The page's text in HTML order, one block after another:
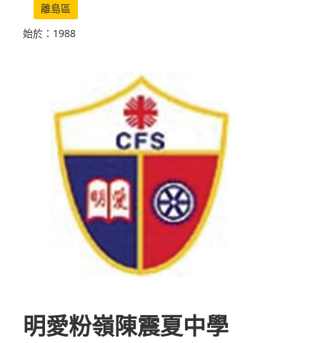
離島區
始於：1988
明愛粉嶺陳震夏中學